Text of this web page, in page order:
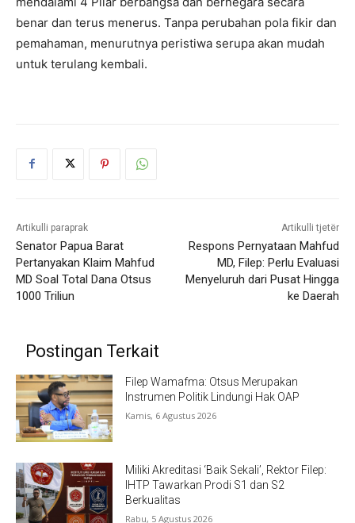
benar dan terus menerus. Tanpa perubahan pola fikir dan
pemahaman, menurutnya peristiwa serupa akan mudah
untuk terulang kembali.
Artikulli paraprak
Senator Papua Barat
Pertanyakan Klaim Mahfud
MD Soal Total Dana Otsus
1000 Triliun
Artikulli tjetër
Respons Pernyataan Mahfud
MD, Filep: Perlu Evaluasi
Menyeluruh dari Pusat Hingga
ke Daerah
Postingan Terkait
Filep Wamafma: Otsus Merupakan
Instrumen Politik Lindungi Hak OAP
Kamis, 6 Agustus 2026
Miliki Akreditasi ‘Baik Sekali’, Rektor Filep:
IHTP Tawarkan Prodi S1 dan S2
Berkualitas
Rabu, 5 Agustus 2026